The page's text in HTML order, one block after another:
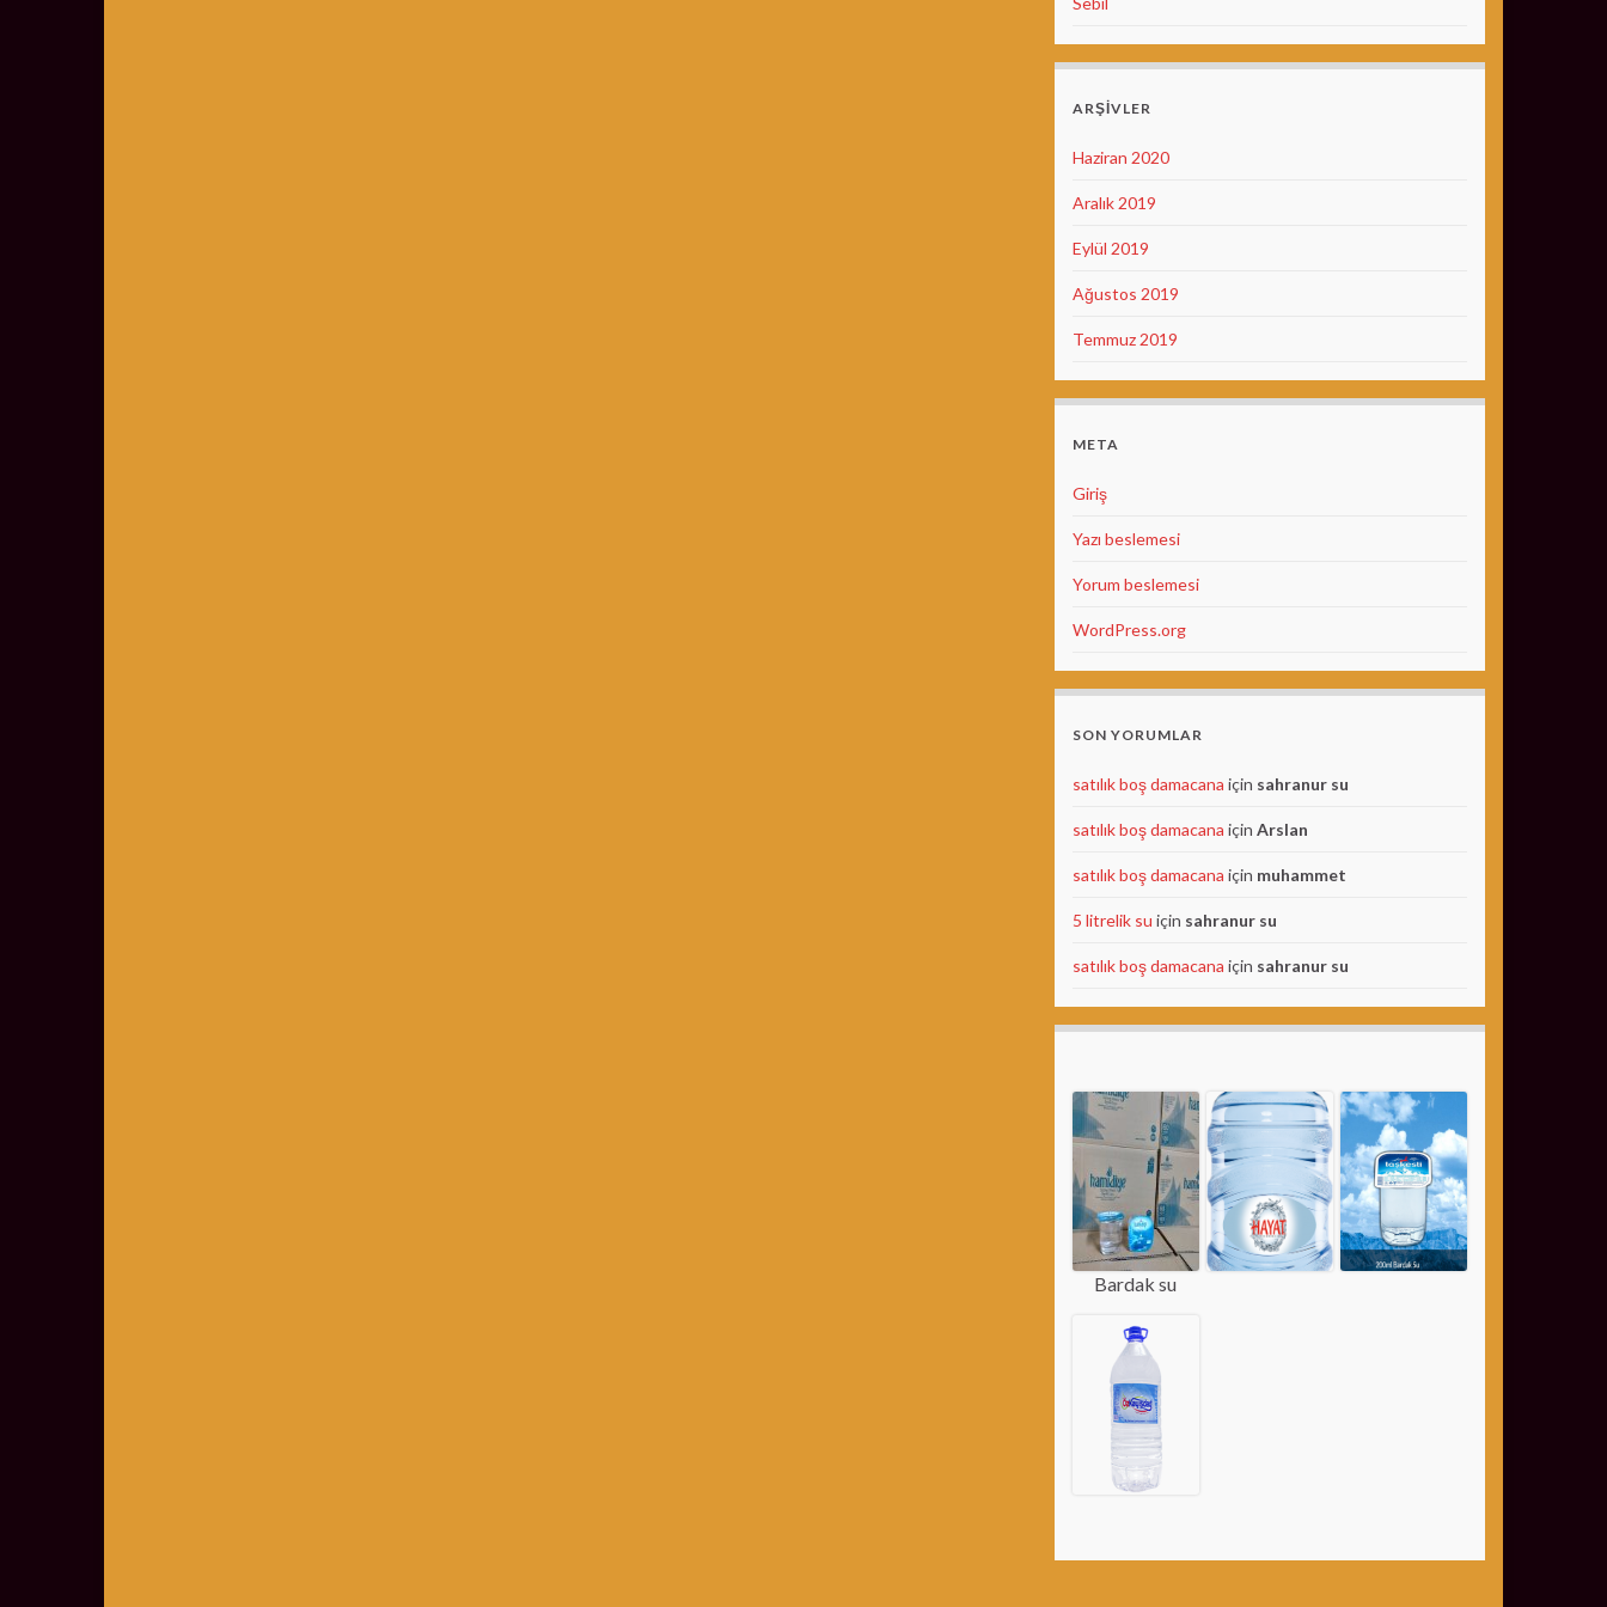
ARŞIVLER
Haziran 2020
Aralık 2019
Eylül 2019
Ağustos 2019
Temmuz 2019
META
Giriş
Yazı beslemesi
Yorum beslemesi
WordPress.org
SON YORUMLAR
satılık boş damacana için sahranur su
satılık boş damacana için Arslan
satılık boş damacana için muhammet
5 litrelik su için sahranur su
satılık boş damacana için sahranur su
Bardak su